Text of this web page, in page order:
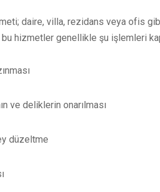
daire, villa, rezidans veya ofis
bu hizmetler genellikle şu işlemleri
ve deliklerin onarılması
düzeltme